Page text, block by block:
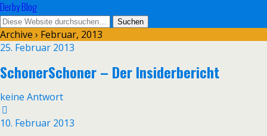
Derby Blog
Archive › Februar, 2013
25. Februar 2013
SchonerSchoner – Der Insiderbericht
keine Antwort
10. Februar 2013